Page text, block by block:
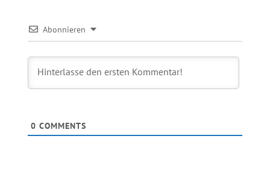
Abonnieren
0 COMMENTS